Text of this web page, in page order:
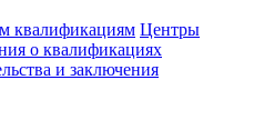
квалификациям Центры
о квалификациях
и заключения